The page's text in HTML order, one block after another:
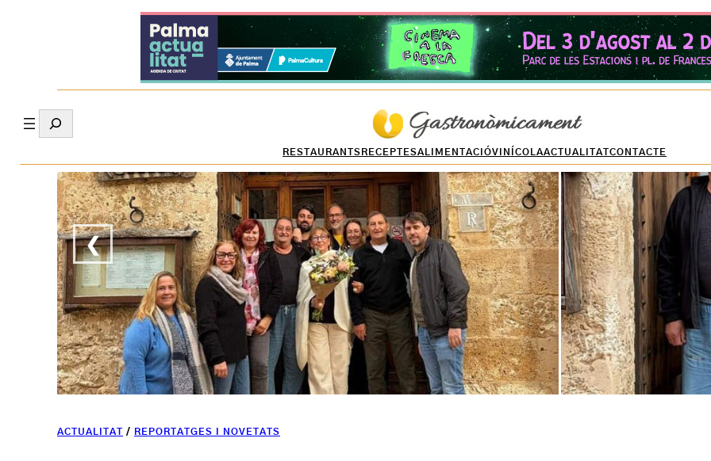
Search
RESTAURANTS RECEPTESALIMENTACIÓVINÍCOLAACTUALITATCONTACTE
❮
ACTUALITAT / REPORTATGES I NOVETATS